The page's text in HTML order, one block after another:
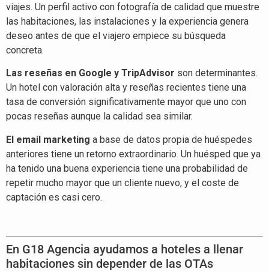
viajes. Un perfil activo con fotografía de calidad que muestre
las habitaciones, las instalaciones y la experiencia genera
deseo antes de que el viajero empiece su búsqueda
concreta.
Las reseñas en Google y TripAdvisor son determinantes.
Un hotel con valoración alta y reseñas recientes tiene una
tasa de conversión significativamente mayor que uno con
pocas reseñas aunque la calidad sea similar.
El email marketing a base de datos propia de huéspedes
anteriores tiene un retorno extraordinario. Un huésped que ya
ha tenido una buena experiencia tiene una probabilidad de
repetir mucho mayor que un cliente nuevo, y el coste de
captación es casi cero.
En G18 Agencia ayudamos a hoteles a llenar
habitaciones sin depender de las OTAs